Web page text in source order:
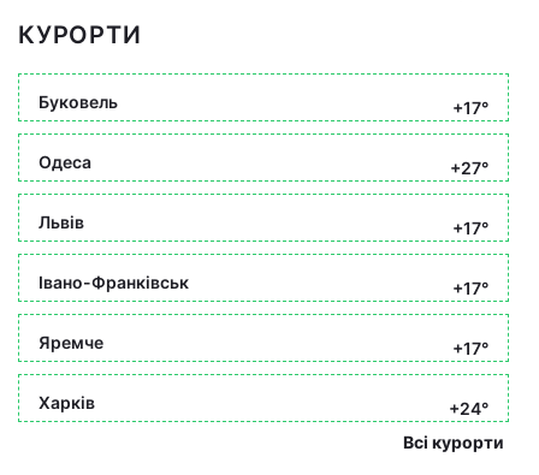
КУРОРТИ
Буковель +17°
Одеса +27°
Львів +17°
Івано-Франківськ +17°
Яремче +17°
Харків
+24°
Всі курорти